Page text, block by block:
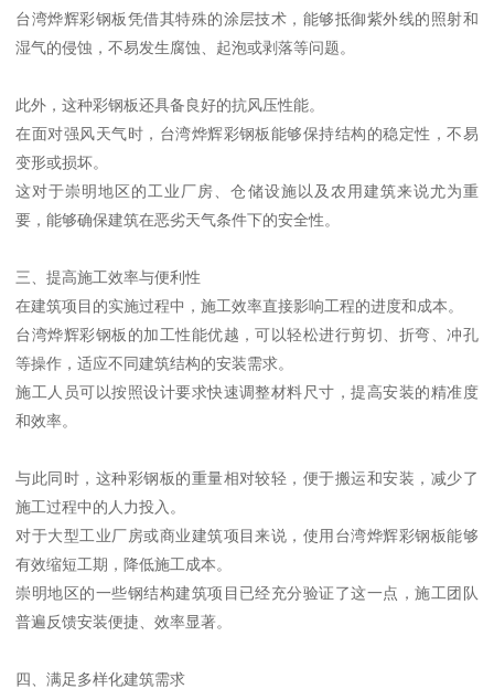
台湾烨辉彩钢板凭借其特殊的涂层技术，能够抵御紫外线的照射和
湿气的侵蚀，不易发生腐蚀、起泡或剥落等问题。
此外，这种彩钢板还具备良好的抗风压性能。
在面对强风天气时，台湾烨辉彩钢板能够保持结构的稳定性，不易
变形或损坏。
这对于崇明地区的工业厂房、仓储设施以及农用建筑来说尤为重
要，能够确保建筑在恶劣天气条件下的安全性。
三、提高施工效率与便利性
在建筑项目的实施过程中，施工效率直接影响工程的进度和成本。
台湾烨辉彩钢板的加工性能优越，可以轻松进行剪切、折弯、冲孔
等操作，适应不同建筑结构的安装需求。
施工人员可以按照设计要求快速调整材料尺寸，提高安装的精准度
和效率。
与此同时，这种彩钢板的重量相对较轻，便于搬运和安装，减少了
施工过程中的人力投入。
对于大型工业厂房或商业建筑项目来说，使用台湾烨辉彩钢板能够
有效缩短工期，降低施工成本。
崇明地区的一些钢结构建筑项目已经充分验证了这一点，施工团队
普遍反馈安装便捷、效率显著。
四、满足多样化建筑需求